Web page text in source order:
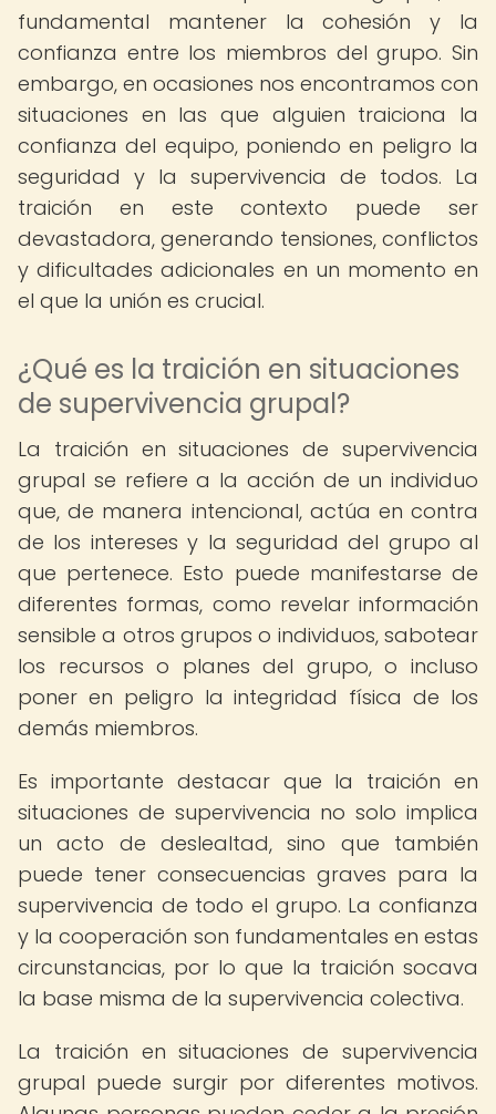
fundamental mantener la cohesión y la
confianza entre los miembros del grupo. Sin
embargo, en ocasiones nos encontramos con
situaciones en las que alguien traiciona la
confianza del equipo, poniendo en peligro la
seguridad y la supervivencia de todos. La
traición en este contexto puede ser
devastadora, generando tensiones, conflictos
y dificultades adicionales en un momento en
el que la unión es crucial.
¿Qué es la traición en situaciones
de supervivencia grupal?
La traición en situaciones de supervivencia
grupal se refiere a la acción de un individuo
que, de manera intencional, actúa en contra
de los intereses y la seguridad del grupo al
que pertenece. Esto puede manifestarse de
diferentes formas, como revelar información
sensible a otros grupos o individuos, sabotear
los recursos o planes del grupo, o incluso
poner en peligro la integridad física de los
demás miembros.
Es importante destacar que la traición en
situaciones de supervivencia no solo implica
un acto de deslealtad, sino que también
puede tener consecuencias graves para la
supervivencia de todo el grupo. La confianza
y la cooperación son fundamentales en estas
circunstancias, por lo que la traición socava
la base misma de la supervivencia colectiva.
La traición en situaciones de supervivencia
grupal puede surgir por diferentes motivos.